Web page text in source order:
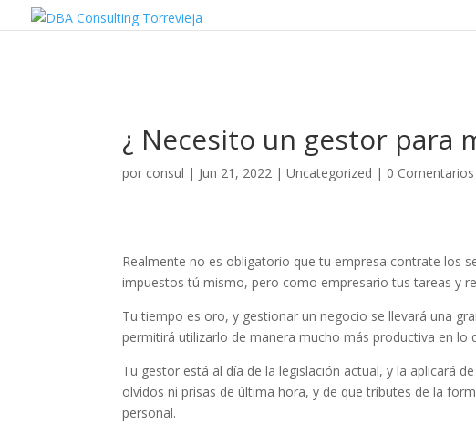
¿ Necesito un gestor para
por consul | Jun 21, 2022 |Uncategorized | 0 Comentarios
Realmente no es obligatorio que tu empresa contrate los
impuestos tú mismo, pero como empresario tus tareas y
Tu tiempo es oro, y gestionar un negocio se llevará una
permitirá utilizarlo de manera mucho más productiva en lo
Tu gestor está al día de la legislación actual, y la aplicará
olvidos ni prisas de última hora, y de que tributes de la
personal.